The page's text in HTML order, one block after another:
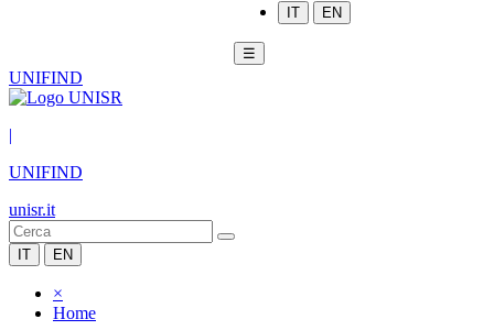
IT EN
☰
UNIFIND
|
UNIFIND
unisr.it
IT EN
×
Home